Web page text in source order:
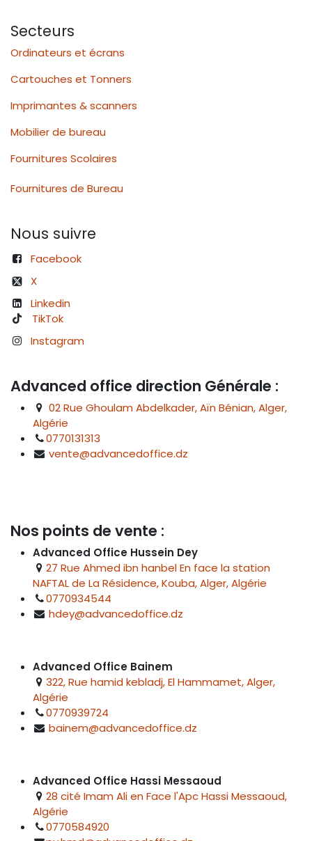
Secteurs
Ordinateurs et écrans
Cartouches et Tonners
Imprimantes & scanners
Mobilier de bureau
Fournitures Scolaires
Fournitures de Bureau
Nous suivre
Facebook
X
Linkedin
TikTok
Instagram
Advanced office direction Générale :
02 Rue Ghoulam Abdelkader, Aïn Bénian, Alger,
Algérie
0770131313
vente@advancedoffice.dz
Nos points de vente :
Advanced Office Hussein Dey
27 Rue Ahmed ibn hanbel En face la station
NAFTAL de La Résidence, Kouba, Alger, Algérie
0770934544
hdey@advancedoffice.dz
Advanced Office Bainem
322, Rue hamid kebladj, El Hammamet, Alger,
Algérie
0770939724
bainem@advancedoffice.dz
Advanced Office Hassi Messaoud
28 cité Imam Ali en Face l'Apc Hassi Messaoud,
Algérie
0770584920